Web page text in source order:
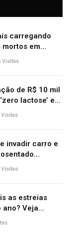
carregando
em
Visitas
de R$ 10 mil
lactose’ e
grave
Visitas
invadir carro e
trânsito
Visitas
as estreias
ano? Veja
do cinema